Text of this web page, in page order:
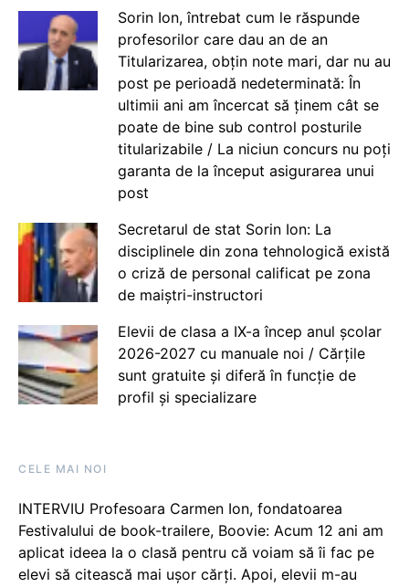
Sorin Ion, întrebat cum le răspunde
profesorilor care dau an de an
Titularizarea, obțin note mari, dar nu au
post pe perioadă nedeterminată: În
ultimii ani am încercat să ținem cât se
poate de bine sub control posturile
titularizabile / La niciun concurs nu poți
garanta de la început asigurarea unui
post
Secretarul de stat Sorin Ion: La
disciplinele din zona tehnologică există
o criză de personal calificat pe zona
de maiștri-instructori
Elevii de clasa a IX-a încep anul școlar
2026-2027 cu manuale noi / Cărțile
sunt gratuite și diferă în funcție de
profil și specializare
CELE MAI NOI
INTERVIU Profesoara Carmen Ion, fondatoarea
Festivalului de book-trailere, Boovie: Acum 12 ani am
aplicat ideea la o clasă pentru că voiam să îi fac pe
elevi să citească mai ușor cărți. Apoi, elevii m-au